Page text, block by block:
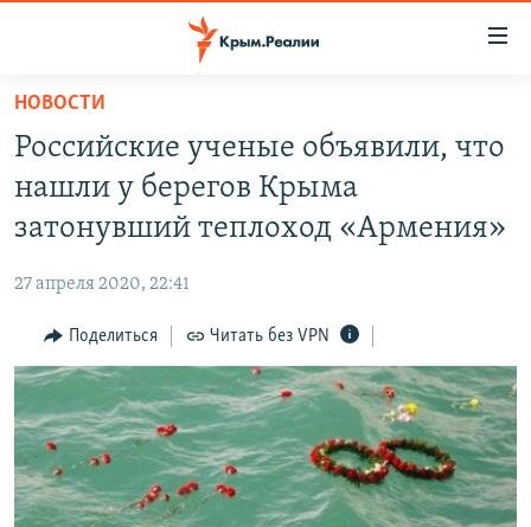
Вернуться
основному
содержанию
главной
навигации
Вернутся
поиску
СПЕЦПРОЕКТЫ
11 ЛЕТ ОККУПАЦИИ КРЫМА. 11 ИСТОРИЙ СОПРОТИВЛЕНИЯ
ЕЩЕ
ИНТЕРАКТИВ
ИНФОГРАФИКА
ТЕЛЕПРОЕКТ КРЫМ.РЕАЛИИ
СОВЕТЫ ПРАВОЗАЩИТНИКОВ
ПРОПАВШИЕ БЕЗ ВЕСТИ
РАДІО СВОБОДА
КАК ОБОЙТИ БЛОКИРОВКУ
Українською
Qırımtatar
НОВОСТИ
Российские ученые объявили, что
нашли у берегов Крыма
затонувший теплоход «Армения»
27 апреля 2020, 22:41
Поделиться Читать без VPN